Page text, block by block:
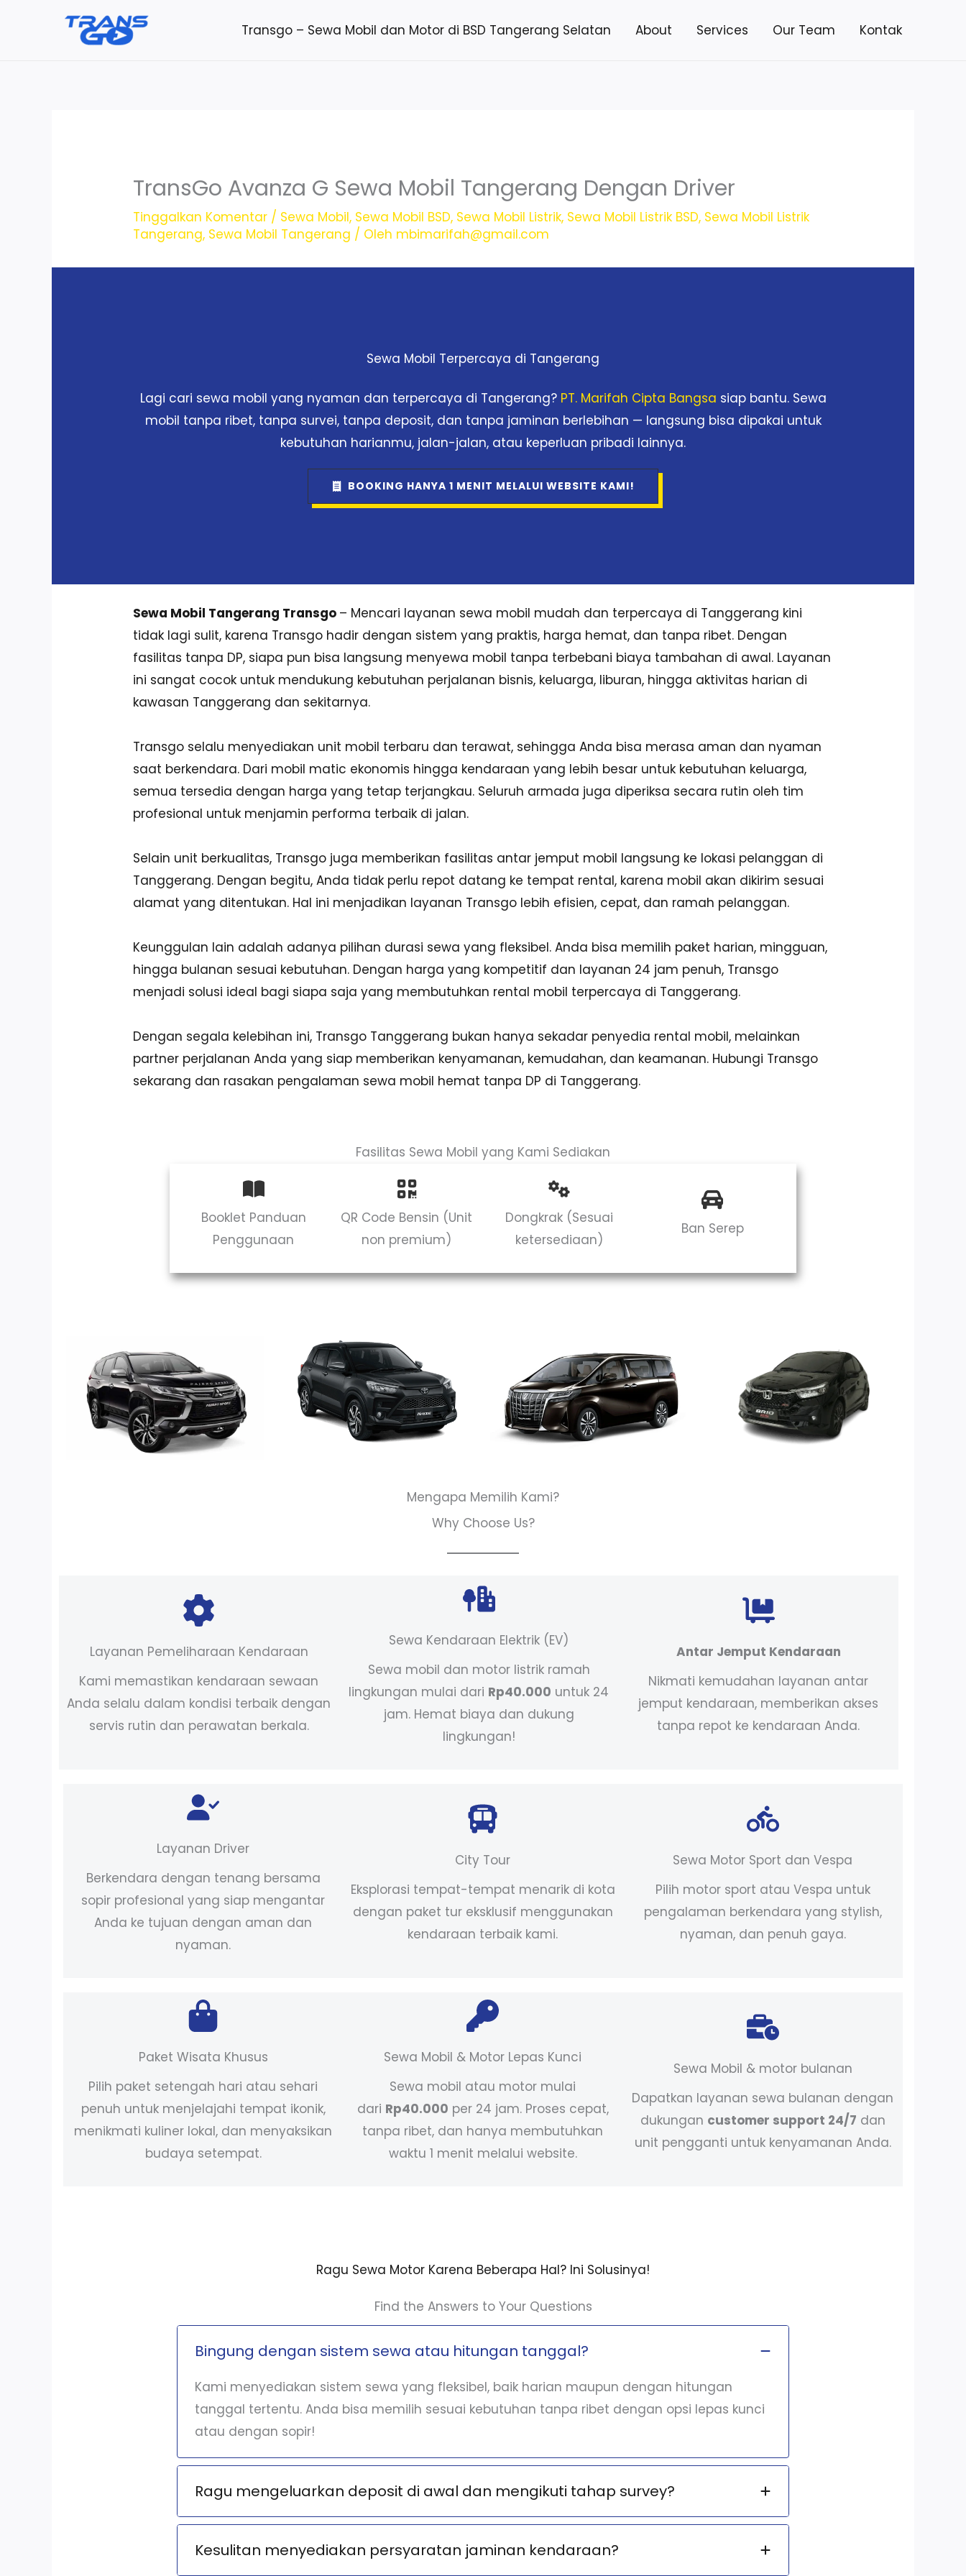
Transgo – Sewa Mobil dan Motor di BSD Tangerang Selatan About Services Our Team Kontak
TransGo Avanza G Sewa Mobil Tangerang Dengan Driver
Tinggalkan Komentar / Sewa Mobil, Sewa Mobil BSD, Sewa Mobil Listrik, Sewa Mobil Listrik BSD, Sewa Mobil Listrik
Tangerang, Sewa Mobil Tangerang / Oleh mbimarifah@gmail.com
Sewa Mobil Terpercaya di Tangerang
Lagi cari sewa mobil yang nyaman dan terpercaya di Tangerang? PT. Marifah Cipta Bangsa siap bantu. Sewa
mobil tanpa ribet, tanpa survei, tanpa deposit, dan tanpa jaminan berlebihan — langsung bisa dipakai untuk
kebutuhan harianmu, jalan-jalan, atau keperluan pribadi lainnya.
BOOKING HANYA 1 MENIT MELALUI WEBSITE KAMI!
Sewa Mobil Tangerang Transgo – Mencari layanan sewa mobil mudah dan terpercaya di Tanggerang kini
tidak lagi sulit, karena Transgo hadir dengan sistem yang praktis, harga hemat, dan tanpa ribet. Dengan
fasilitas tanpa DP, siapa pun bisa langsung menyewa mobil tanpa terbebani biaya tambahan di awal. Layanan
ini sangat cocok untuk mendukung kebutuhan perjalanan bisnis, keluarga, liburan, hingga aktivitas harian di
kawasan Tanggerang dan sekitarnya.
Transgo selalu menyediakan unit mobil terbaru dan terawat, sehingga Anda bisa merasa aman dan nyaman
saat berkendara. Dari mobil matic ekonomis hingga kendaraan yang lebih besar untuk kebutuhan keluarga,
semua tersedia dengan harga yang tetap terjangkau. Seluruh armada juga diperiksa secara rutin oleh tim
profesional untuk menjamin performa terbaik di jalan.
Selain unit berkualitas, Transgo juga memberikan fasilitas antar jemput mobil langsung ke lokasi pelanggan di
Tanggerang. Dengan begitu, Anda tidak perlu repot datang ke tempat rental, karena mobil akan dikirim sesuai
alamat yang ditentukan. Hal ini menjadikan layanan Transgo lebih efisien, cepat, dan ramah pelanggan.
Keunggulan lain adalah adanya pilihan durasi sewa yang fleksibel. Anda bisa memilih paket harian, mingguan,
hingga bulanan sesuai kebutuhan. Dengan harga yang kompetitif dan layanan 24 jam penuh, Transgo
menjadi solusi ideal bagi siapa saja yang membutuhkan rental mobil terpercaya di Tanggerang.
Dengan segala kelebihan ini, Transgo Tanggerang bukan hanya sekadar penyedia rental mobil, melainkan
partner perjalanan Anda yang siap memberikan kenyamanan, kemudahan, dan keamanan. Hubungi Transgo
sekarang dan rasakan pengalaman sewa mobil hemat tanpa DP di Tanggerang.
Fasilitas Sewa Mobil yang Kami Sediakan
Booklet Panduan
Penggunaan
QR Code Bensin (Unit
non premium)
Dongkrak (Sesuai
ketersediaan)
Ban Serep
Mengapa Memilih Kami?
Why Choose Us?
Layanan Pemeliharaan Kendaraan
Kami memastikan kendaraan sewaan
Anda selalu dalam kondisi terbaik dengan
servis rutin dan perawatan berkala.
Sewa Kendaraan Elektrik (EV)
Sewa mobil dan motor listrik ramah
lingkungan mulai dari Rp40.000 untuk 24
jam. Hemat biaya dan dukung
lingkungan!
Antar Jemput Kendaraan
Nikmati kemudahan layanan antar
jemput kendaraan, memberikan akses
tanpa repot ke kendaraan Anda.
Layanan Driver
Berkendara dengan tenang bersama
sopir profesional yang siap mengantar
Anda ke tujuan dengan aman dan
nyaman.
City Tour
Eksplorasi tempat-tempat menarik di kota
dengan paket tur eksklusif menggunakan
kendaraan terbaik kami.
Sewa Motor Sport dan Vespa
Pilih motor sport atau Vespa untuk
pengalaman berkendara yang stylish,
nyaman, dan penuh gaya.
Paket Wisata Khusus
Pilih paket setengah hari atau sehari
penuh untuk menjelajahi tempat ikonik,
menikmati kuliner lokal, dan menyaksikan
budaya setempat.
Sewa Mobil & Motor Lepas Kunci
Sewa mobil atau motor mulai
dari Rp40.000 per 24 jam. Proses cepat,
tanpa ribet, dan hanya membutuhkan
waktu 1 menit melalui website.
Sewa Mobil & motor bulanan
Dapatkan layanan sewa bulanan dengan
dukungan customer support 24/7 dan
unit pengganti untuk kenyamanan Anda.
Ragu Sewa Motor Karena Beberapa Hal? Ini Solusinya!
Find the Answers to Your Questions
Bingung dengan sistem sewa atau hitungan tanggal?
Kami menyediakan sistem sewa yang fleksibel, baik harian maupun dengan hitungan
tanggal tertentu. Anda bisa memilih sesuai kebutuhan tanpa ribet dengan opsi lepas kunci
atau dengan sopir!
Ragu mengeluarkan deposit di awal dan mengikuti tahap survey?
Kesulitan menyediakan persyaratan jaminan kendaraan?